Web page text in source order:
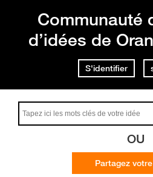
Communauté
d’idées de
S'identifier
OU
Partagez